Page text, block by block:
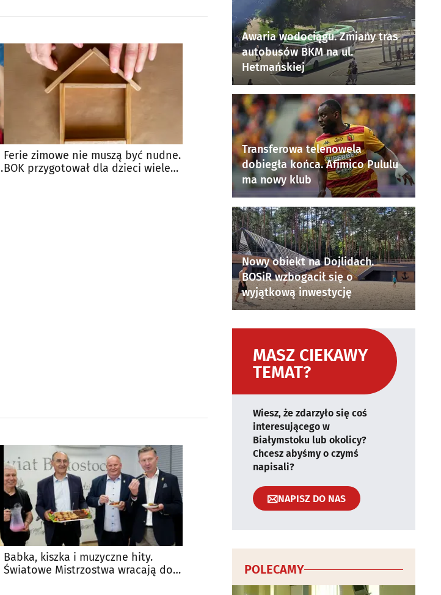
Ferie zimowe nie muszą być nudne.
BOK przygotował dla dzieci wiele
Babka, kiszka i muzyczne hity.
Światowe Mistrzostwa wracają do
Awaria wodociągu. Zmiany tras
autobusów BKM na ul.
Hetmańskiej
Transferowa telenowela
dobiegła końca. Afimico Pululu
ma nowy klub
Nowy obiekt na Dojlidach.
BOSiR wzbogacił się o
wyjątkową inwestycję
MASZ CIEKAWY
TEMAT?
Wiesz, że zdarzyło się coś
interesującego w
Białymstoku lub okolicy?
Chcesz abyśmy o czymś
napisali?
NAPISZ DO NAS
POLECAMY